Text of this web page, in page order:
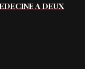
A DEUX